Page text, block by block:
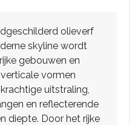
olieverf
skyline wordt
gebouwen en
vormen
uitstraling,
en reflecterende
diepte. Door het rijke